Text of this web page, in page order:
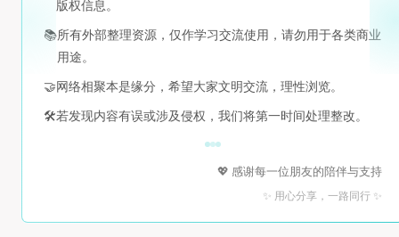
版权信息。
📚所有外部整理资源，仅作学习交流使用，请勿用于各类商业
用途。
🤝 网络相聚本是缘分，希望大家文明交流，理性浏览。
🛠️若发现内容有误或涉及侵权，我们将第一时间处理整改。
💖 感谢每一位朋友的陪伴与支持
✨ 用心分享，一路同行 ✨